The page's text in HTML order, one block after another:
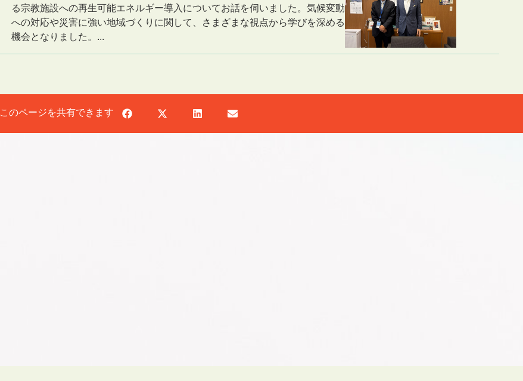
る宗教施設への再生可能エネルギー導入についてお話を伺いました。気候変動
への対応や災害に強い地域づくりに関して、さまざまな視点から学びを深める
機会となりました。...
このページを共有できます